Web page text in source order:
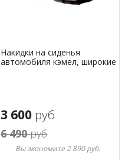
Накидки на сиденья
автомобиля кэмел, широкие
3 600 руб
6 490руб
Вы экономите 2 890 руб.